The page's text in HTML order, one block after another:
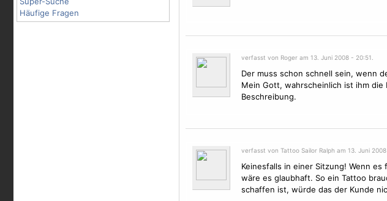
Häufige Fragen
verfasst von Roger am 13. Juni 2008 - 20:51.
Der muss schon schnell sein, wenn
Mein Gott, wahrscheinlich ist ihm
Beschreibung.
verfasst von Tattoo Sailor Ralph am 13. Juni
Keinesfalls in einer Sitzung! Wenn
wäre es glaubhaft. So ein Tattoo
schaffen ist, würde das der Kunde